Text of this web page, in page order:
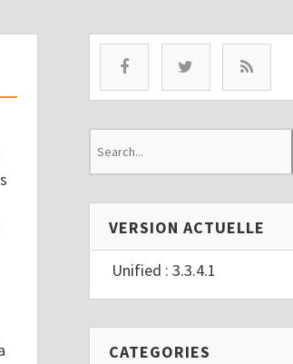
VERSION ACTUELLE
Unified : 3.3.4.1
CATEGORIES